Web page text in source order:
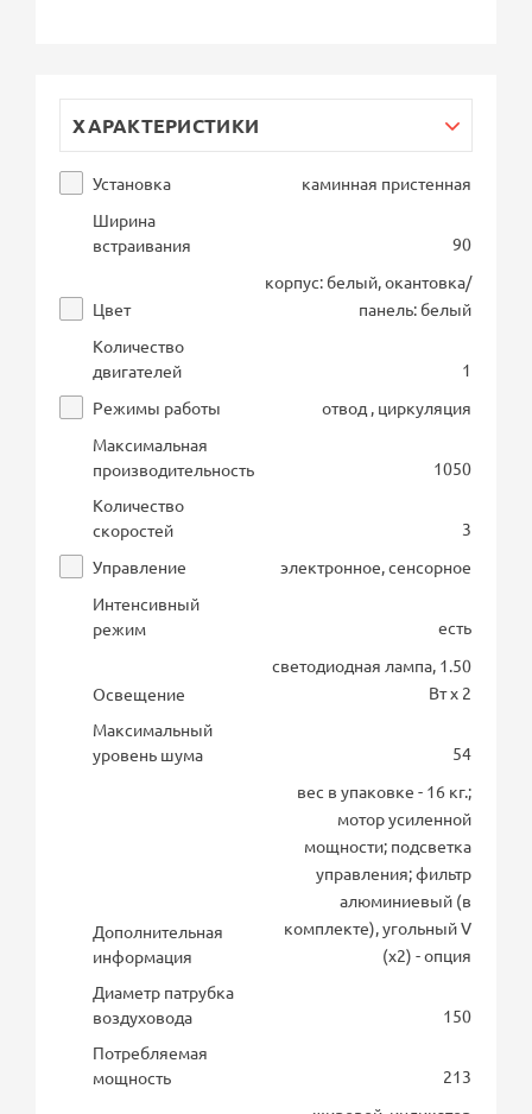
ХАРАКТЕРИСТИКИ
Установка
каминная пристенная
Ширина
встраивания
90
Цвет
корпус: белый, окантовка/
панель: белый
Количество
двигателей
1
Режимы работы
отвод , циркуляция
Максимальная
производительность
1050
Количество
скоростей
3
Управление
электронное, сенсорное
Интенсивный
режим
есть
Освещение
светодиодная лампа, 1.50
Вт х 2
Максимальный
уровень шума
54
Дополнительная
информация
вес в упаковке - 16 кг.;
мотор усиленной
мощности; подсветка
управления; фильтр
алюминиевый (в
комплекте), угольный V
(х2) - опция
Диаметр патрубка
воздуховода
150
Потребляемая
мощность
213